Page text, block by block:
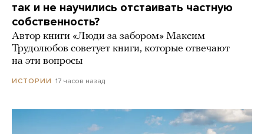
так и не научились отстаивать частную
собственность?
Автор книги «Люди за забором» Максим
Трудолюбов советует книги, которые отвечают
на эти вопросы
ИСТОРИИ 17 часов назад